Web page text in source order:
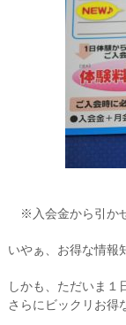
※入会金から引か
いやぁ、お得な情報
しかも、ただいま１
さらにビックリお得